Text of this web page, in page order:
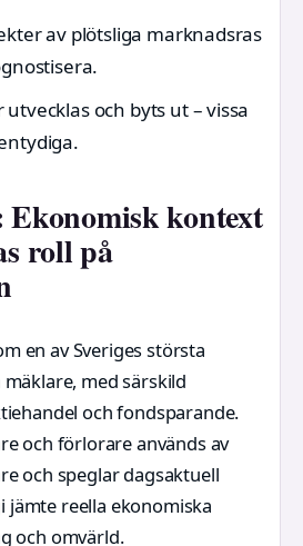
av plötsliga marknadsras
och byts ut – vissa
kontext
roll på
en av Sveriges största
med särskild
och fondsparande.
och förlorare används av
och speglar dagsaktuell
jämte reella ekonomiska
och omvärld.